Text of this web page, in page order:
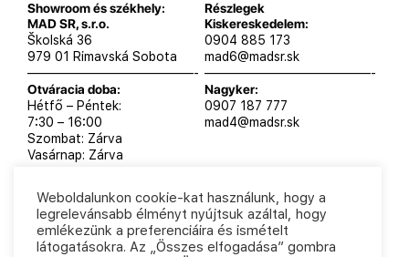
Showroom és székhely:
MAD SR, s.r.o.
Školská 36
979 01 Rimavská Sobota
—————————————-
Otváracia doba:
Hétfő – Péntek:
7:30 – 16:00
Szombat: Zárva
Vasárnap: Zárva
Részlegek
Kiskereskedelem:
0904 885 173
mad6@madsr.sk
—————————————-
Nagyker:
0907 187 777
mad4@madsr.sk
MAD SR, s.r.o. 2025 Adatvédelmi szabályzat
Weboldalunkon cookie-kat használunk, hogy a
legrelevánsabb élményt nyújtsuk azáltal, hogy
emlékezünk a preferenciáira és ismételt
látogatásokra. Az „Összes elfogadása” gombra